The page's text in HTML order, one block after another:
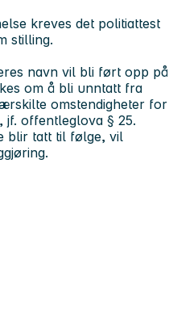
kreves det politiattest
stilling.
navn vil bli ført opp på
om å bli unntatt fra
omstendigheter for
jf. offentleglova § 25.
blir tatt til følge, vil